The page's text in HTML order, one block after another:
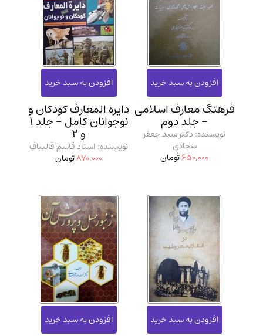
فرهنگ معارف اسلامی
- جلد دوم
نویسنده: دکتر سید جعفر
سجادی
650,000تومان
دایره المعارف کودکان و
نوجوانان کامل - جلد 1
و 2
نویسنده: استاد قاسم قالیباف
870,000تومان